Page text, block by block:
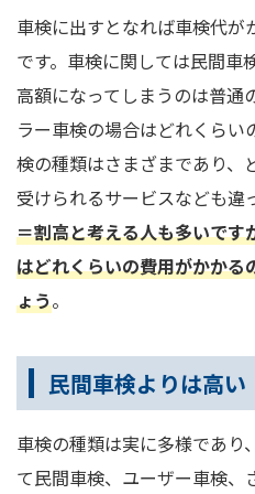
車検に出すとなれば車検代が
です。車検に関しては民間車
高額になってしまうのは普通
ラー車検の場合はどれくらい
検の種類はさまざまであり、
受けられるサービスなども違
＝割高と考える人も多いです
はどれくらいの費用がかかる
ょう。
民間車検よりは高い
車検の種類は実に多様であり
て民間車検、ユーザー車検、